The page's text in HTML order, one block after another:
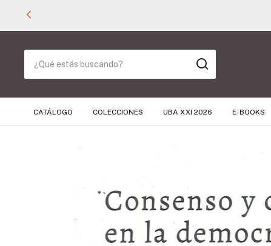
CATÁLOGO COLECCIONES UBA XXI 2026 E-BOOKS